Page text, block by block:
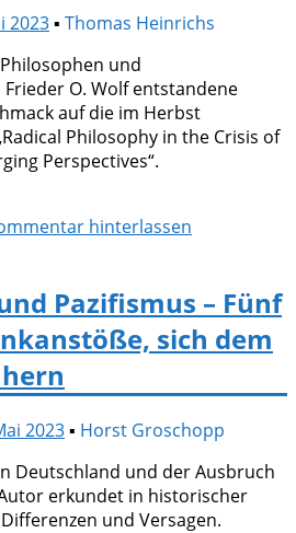
2023▪ Thomas Heinrichs
und
O. Wolf entstandene
auf die im Herbst
Philosophy in the Crisis of
Perspectives“.
hinterlassen
Pazifismus – Fünf
sich dem
2023▪ Horst Groschopp
Deutschland und der Ausbruch
erkundet in historischer
und Versagen.